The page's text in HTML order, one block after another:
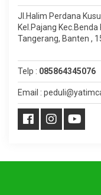
Jl.Halim Perdana
Kel.Pajang
Tangerang, Banten ,
Telp : 085864345076
Email :